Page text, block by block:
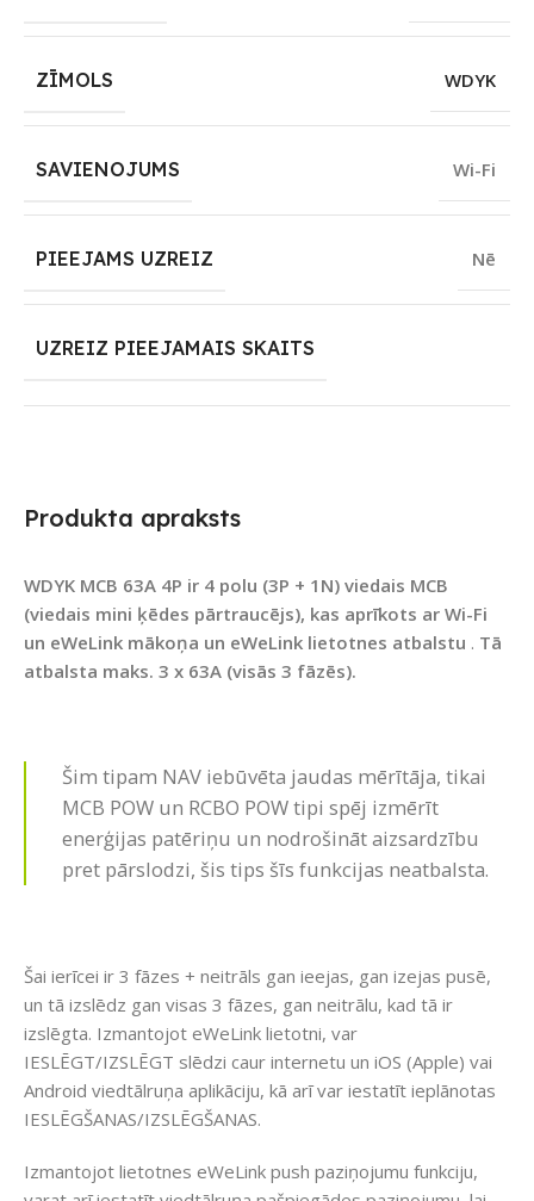
Produkta apraksts
WDYK MCB 63A 4P ir 4 polu (3P + 1N) viedais MCB
(viedais mini ķēdes pārtraucējs), kas aprīkots ar Wi-Fi
un eWeLink mākoņa un eWeLink lietotnes atbalstu . Tā
atbalsta maks. 3 x 63A (visās 3 fāzēs).
Šim tipam NAV iebūvēta jaudas mērītāja, tikai
MCB POW un RCBO POW tipi spēj izmērīt
enerģijas patēriņu un nodrošināt aizsardzību
pret pārslodzi, šis tips šīs funkcijas neatbalsta.
Šai ierīcei ir 3 fāzes + neitrāls gan ieejas, gan izejas pusē,
un tā izslēdz gan visas 3 fāzes, gan neitrālu, kad tā ir
izslēgta. Izmantojot eWeLink lietotni, var
IESLĒGT/IZSLĒGT slēdzi caur internetu un iOS (Apple) vai
Android viedtālruņa aplikāciju, kā arī var iestatīt ieplānotas
IESLĒGŠANAS/IZSLĒGŠANAS.
Izmantojot lietotnes eWeLink push paziņojumu funkciju,
ZĪMOLS WDYK
SAVIENOJUMS Wi-Fi
PIEEJAMS UZREIZ Nē
UZREIZ PIEEJAMAIS SKAITS